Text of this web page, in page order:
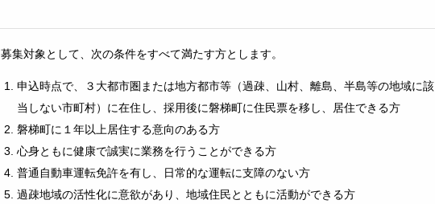
募集対象として、次の条件をすべて満たす方とします。
申込時点で、３大都市圏または地方都市等（過疎、山村、離島、半島等の地域に該
当しない市町村）に在住し、採用後に磐梯町に住民票を移し、居住できる方
磐梯町に１年以上居住する意向のある方
心身ともに健康で誠実に業務を行うことができる方
普通自動車運転免許を有し、日常的な運転に支障のない方
過疎地域の活性化に意欲があり、地域住民とともに活動ができる方